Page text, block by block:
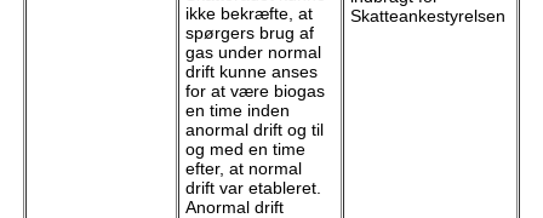
ikke bekræfte, at
spørgers brug af
gas under normal
drift kunne anses
for at være biogas
en time inden
anormal drift og til
og med en time
efter, at normal
drift var etableret.
Anormal drift
Skatteankestyrelsen